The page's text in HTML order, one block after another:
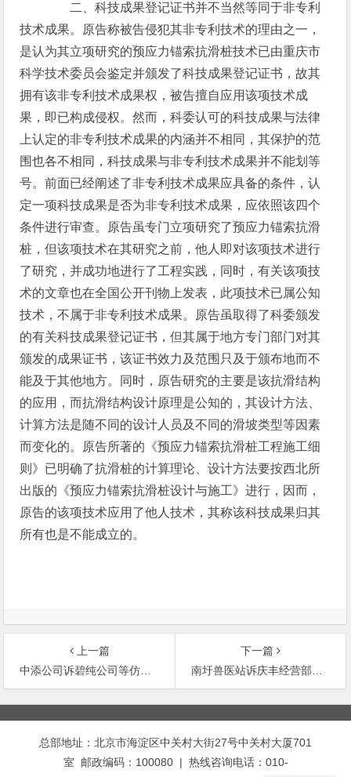
二、科技成果登记证书并不当然等同于非专利
技术成果。原告称被告侵犯其非专利技术的理由之一，
是认为其立项研究的预应力锚索抗滑桩技术已由重庆市
科学技术委员会鉴定并颁发了科技成果登记证书，故其
拥有该非专利技术成果权，被告擅自应用该项技术成
果，即已构成侵权。然而，科委认可的科技成果与法律
上认定的非专利技术成果的内涵并不相同，其保护的范
围也各不相同，科技成果与非专利技术成果并不能划等
号。前面已经阐述了非专利技术成果应具备的条件，认
定一项科技成果是否为非专利技术成果，应依照该四个
条件进行审查。原告虽专门立项研究了预应力锚索抗滑
桩，但该项技术在其研究之前，他人即对该项技术进行
了研究，并成功地进行了工程实践，同时，有关该项技
术的文章也在全国公开刊物上发表，此项技术已属公知
技术，不属于非专利技术成果。原告虽取得了科委颁发
的有关科技成果登记证书，但其属于地方专门部门对其
颁发的成果证书，该证书效力及范围只及于颁布地而不
能及于其他地方。同时，原告研究的主要是该抗滑结构
的应用，而抗滑结构设计原理是公知的，其设计方法、
计算方法是随不同的设计人员及不同的滑坡类型等因素
而变化的。原告所著的《预应力锚索抗滑桩工程施工细
则》已明确了抗滑桩的计算理论、设计方法要按西北所
出版的《预应力锚索抗滑桩设计与施工》进行，因而，
原告的该项技术应用了他人技术，其称该科技成果归其
所有也是不能成立的。
上一篇
中添公司诉碧纯公司等仿冒其控股的合资公司知名商品特有名称及装潢不正当竞争侵权案
下一篇
南圩兽医站诉庆丰经营部等假冒其名义张贴与其价格不符的价格广告不正当竞争侵权案
文
章
总部地址：北京市海淀区中关村大街27号中关村大厦701
室 邮政编码：100080 | 热线咨询电话：010-